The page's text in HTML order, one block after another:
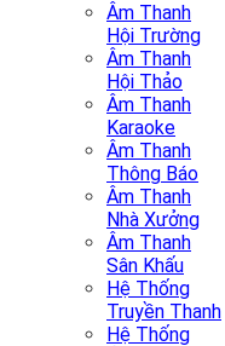
Âm Thanh
Hội Trường
Âm Thanh
Hội Thảo
Âm Thanh
Karaoke
Âm Thanh
Thông Báo
Âm Thanh
Nhà Xưởng
Âm Thanh
Sân Khấu
Hệ Thống
Truyền Thanh
Hệ Thống